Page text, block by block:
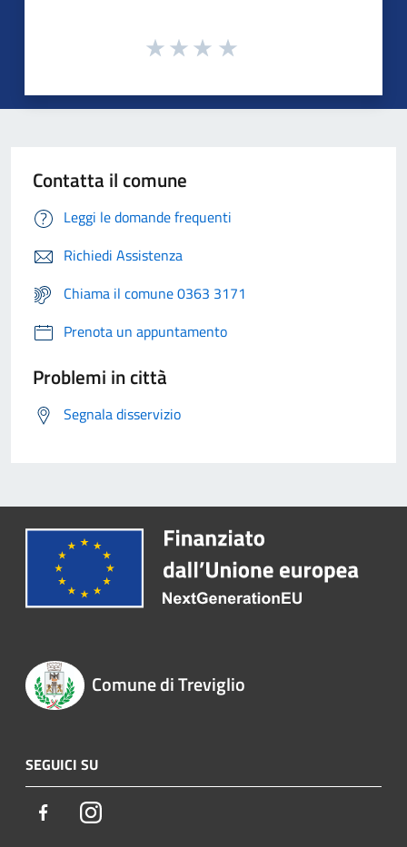
Contatta il comune
Leggi le domande frequenti
Richiedi Assistenza
Chiama il comune 0363 3171
Prenota un appuntamento
Problemi in città
Segnala disservizio
Comune di Treviglio
SEGUICI SU
FacebookInstagram